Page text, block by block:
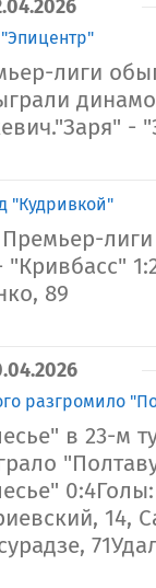
лиги
-
"Кудривкой"
89
разгромило
в 23-м
14,